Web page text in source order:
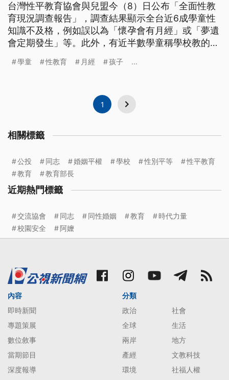
台灣性平教育協會與兒盟今（8）日公布「全面性教
育現況調查報告」，調查結果顯示全台近6成學童性
知識不及格，例如誤以為「懷孕會有月經」或「夢遺
會定期發生」等。此外，有近半數學童稱學校教的內
出，家長對「性」的態度與溝通方式，也會影響孩子
學童 性教育 月經 孩子 ...
1
相關標籤
公投 同志 婚姻平權 學校 性別平等
性平教育
教育
教育部長
近期熱門標籤
交流協會 同志 同性婚姻 教育
時代力量
校園安全
阿嬤
內容
即時新聞
專題策展
數位敘事
當期節目
深度報導
分類
政治
社會
全球
生活
兩岸
地方
產經
文教科技
環境
社福人權